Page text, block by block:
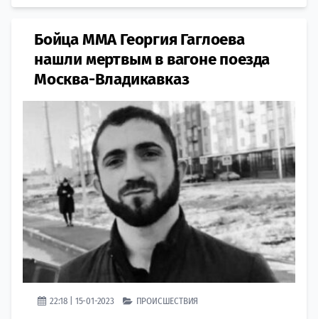
Бойца ММА Георгия ​Гаглоева
нашли мертвым в вагоне поезда
Москва-Владикавказ
22:18 | 15-01-2023 ПРОИСШЕСТВИЯ